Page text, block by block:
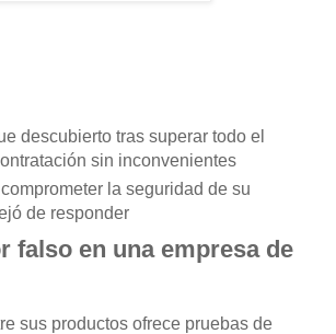
descubierto tras superar todo el
sin inconvenientes
la seguridad de su
de responder
falso en una empresa de
sus productos ofrece pruebas de